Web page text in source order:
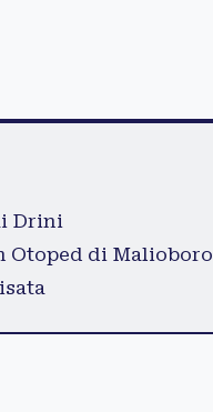
Drini
Otoped di Malioboro